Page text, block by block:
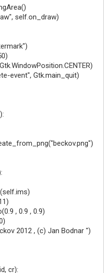
()
, self.on_draw)
)
)
Gtk.WindowPosition.CENTER)
event", Gtk.main_quit)
):
("beckov.png")
:
(self.ims)
)
(0.9 , 0.9 , 0.9)
)
2012 , (c) Jan Bodnar ")
, cr):